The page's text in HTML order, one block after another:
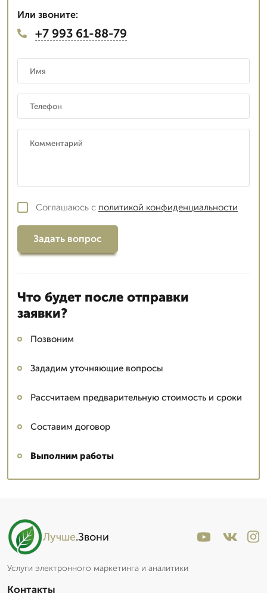
Или звоните:
+7 993 61-88-79
Соглашаюсь с политикой конфиденциальности
Задать вопрос
Что будет после отправки
заявки?
Позвоним
Зададим уточняющие вопросы
Рассчитаем предварительную стоимость и сроки
Составим договор
Выполним работы
Лучше.Звони
Услуги электронного маркетинга и аналитики
Контакты